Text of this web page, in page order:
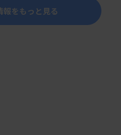
報をもっと見る